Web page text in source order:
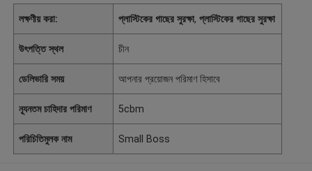
লক্ষণীয় করা: প্লাস্টিকের গাছের সুরক্ষা,প্লাস্টিকের গাছের সুরক্ষা
উৎপত্তি স্থল চীন
ডেলিভারি সময় আপনার প্রয়োজন পরিমাণ হিসাবে
ন্যূনতম চাহিদার পরিমাণ 5cbm
পরিচিতিমুলক নাম Small Boss